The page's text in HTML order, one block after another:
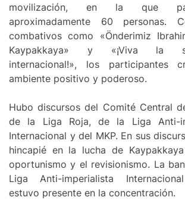
movilización, en la que
aproximadamente 60 personas.
combativos como «Önderimiz
Kaypakkaya» y «¡Viva la
internacional!», los participantes
ambiente positivo y poderoso.
Hubo discursos del Comité Central
de la Liga Roja, de la Liga Anti-
Internacional y del MKP. En sus
hincapié en la lucha de
oportunismo y el revisionismo. La
Liga Anti-imperialista
estuvo presente en la concentración.